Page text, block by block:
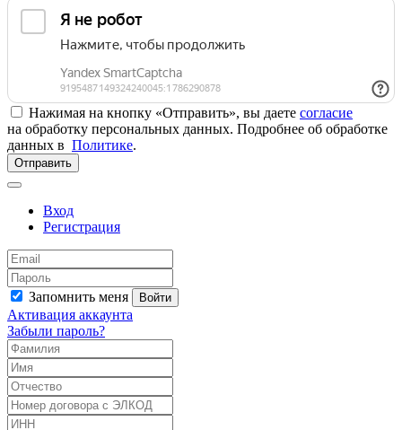
Нажимая на кнопку «Отправить», вы даете согласие
на обработку персональных данных. Подробнее об обработке
данных в Политике.
Отправить
Вход
Регистрация
Запомнить меня Войти
Активация аккаунта
Забыли пароль?